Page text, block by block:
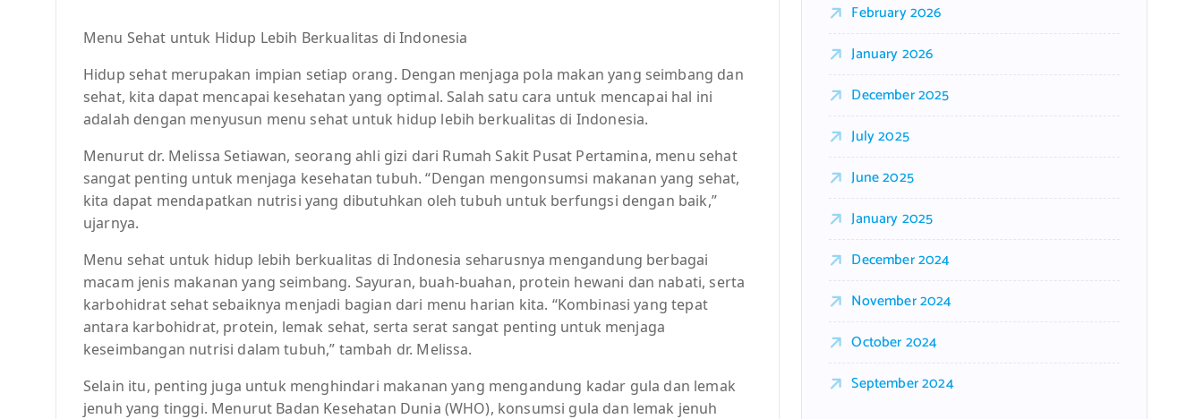
Menu Sehat untuk Hidup Lebih Berkualitas di Indonesia
Hidup sehat merupakan impian setiap orang. Dengan menjaga pola makan yang seimbang dan
sehat, kita dapat mencapai kesehatan yang optimal. Salah satu cara untuk mencapai hal ini
adalah dengan menyusun menu sehat untuk hidup lebih berkualitas di Indonesia.
Menurut dr. Melissa Setiawan, seorang ahli gizi dari Rumah Sakit Pusat Pertamina, menu sehat
sangat penting untuk menjaga kesehatan tubuh. “Dengan mengonsumsi makanan yang sehat,
kita dapat mendapatkan nutrisi yang dibutuhkan oleh tubuh untuk berfungsi dengan baik,”
ujarnya.
Menu sehat untuk hidup lebih berkualitas di Indonesia seharusnya mengandung berbagai
macam jenis makanan yang seimbang. Sayuran, buah-buahan, protein hewani dan nabati, serta
karbohidrat sehat sebaiknya menjadi bagian dari menu harian kita. “Kombinasi yang tepat
antara karbohidrat, protein, lemak sehat, serta serat sangat penting untuk menjaga
keseimbangan nutrisi dalam tubuh,” tambah dr. Melissa.
Selain itu, penting juga untuk menghindari makanan yang mengandung kadar gula dan lemak
jenuh yang tinggi. Menurut Badan Kesehatan Dunia (WHO), konsumsi gula dan lemak jenuh
February 2026
January 2026
December 2025
July 2025
June 2025
January 2025
December 2024
November 2024
October 2024
September 2024